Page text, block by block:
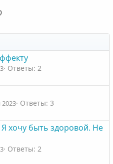
в
н
ы
й
о
л
о
с
почта
Ответы: 2
Ответы: 3
хочу быть здоровой. Не
Ответы: 2